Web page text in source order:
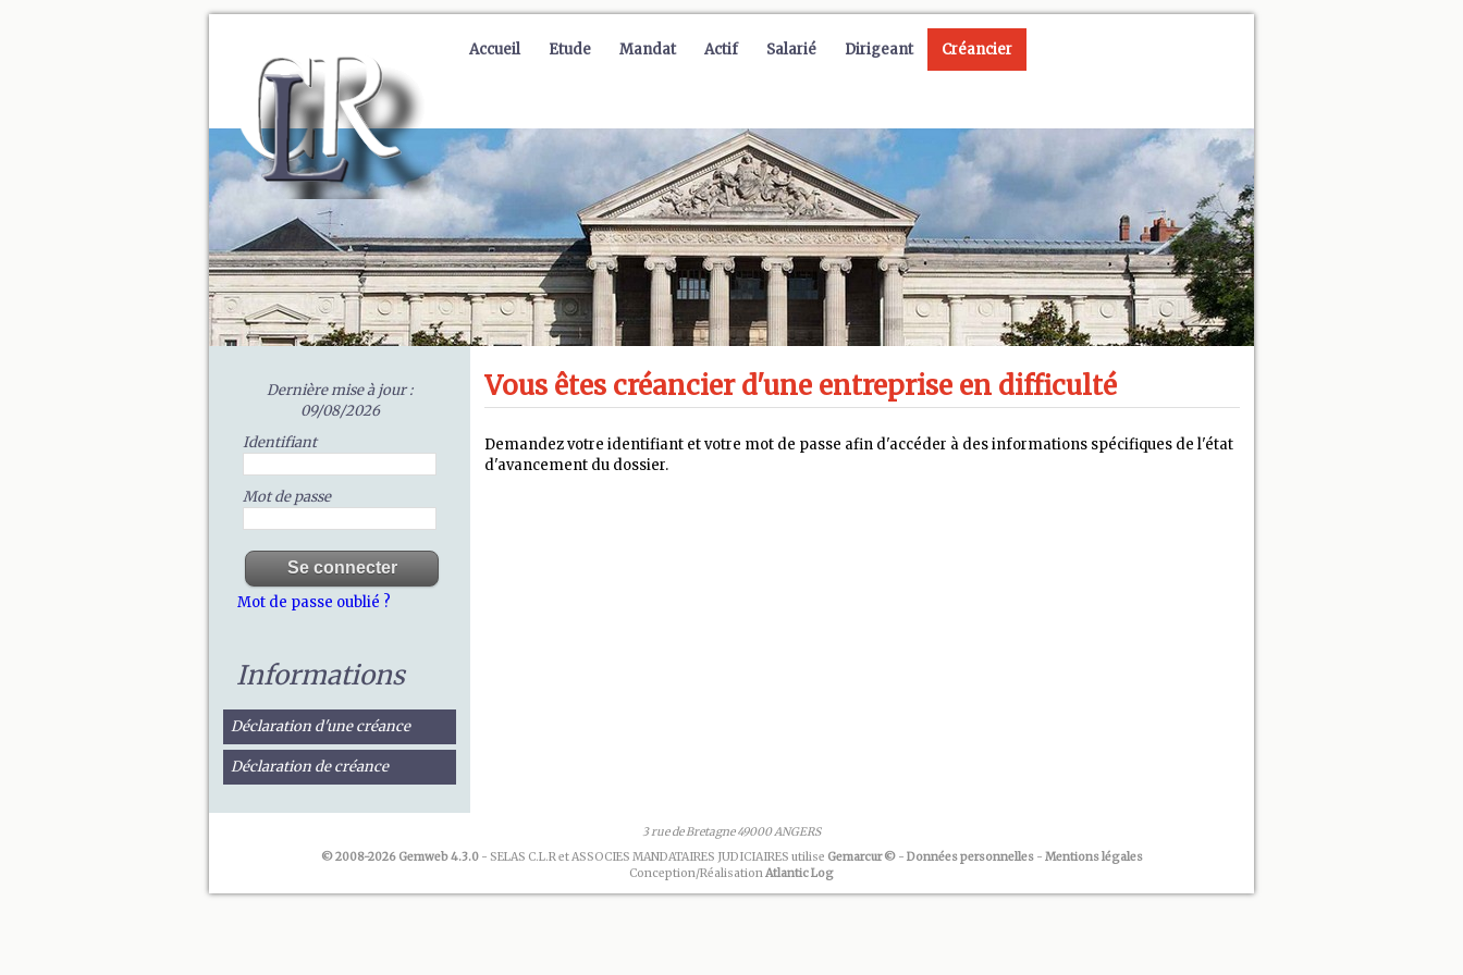
Accueil Etude Mandat Actif Salarié Dirigeant Créancier
Dernière mise à jour :
09/08/2026
Identifiant
Mot de passe
Mot de passe oublié ?
Informations
Déclaration d'une créance
Déclaration de créance
Vous êtes créancier d'une entreprise en difficulté
Demandez votre identifiant et votre mot de passe afin d'accéder à des informations spécifiques de l'état
d'avancement du dossier.
3 rue de Bretagne 49000 ANGERS
© 2008-2026 Gemweb 4.3.0- SELAS C.L.R et ASSOCIES MANDATAIRES JUDICIAIRES utilise Gemarcur ©- Données personnelles- Mentions légales
Conception/RéalisationAtlantic Log